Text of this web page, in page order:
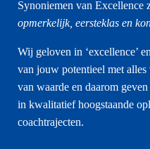
Synoniemen van Excellence
opmerkelijk, eersteklas en
Wij geloven in ‘excellence’
van jouw potentieel met
van waarde en daarom
in kwalitatief hoogstaande
coachtrajecten.